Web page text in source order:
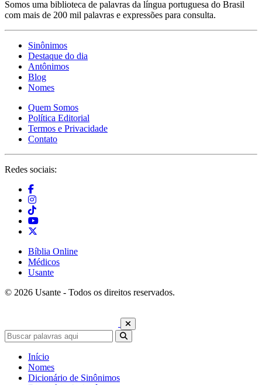
Somos uma biblioteca de palavras da língua portuguesa do Brasil
com mais de 200 mil palavras e expressões para consulta.
Sinônimos
Destaque do dia
Antônimos
Blog
Nomes
Quem Somos
Política Editorial
Termos e Privacidade
Contato
Redes sociais:
Bíblia Online
Médicos
Usante
© 2026 Usante - Todos os direitos reservados.
Início
Nomes
Dicionário de Sinônimos